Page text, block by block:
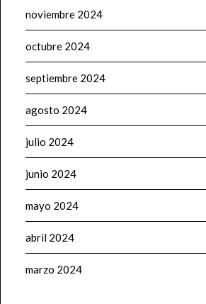
noviembre 2024
octubre 2024
septiembre 2024
agosto 2024
julio 2024
junio 2024
mayo 2024
abril 2024
marzo 2024